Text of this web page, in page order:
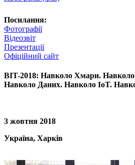
Посилання:
Фотографії
Відеозвіт
Презентації
Офіційний сайт
BIT-2018: Навколо Хмари.
Навколо Даних. Навколо IoT.
3 жовтня 2018
Україна, Харків